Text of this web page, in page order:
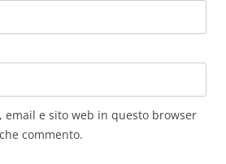
email e sito web in questo browser
commento.